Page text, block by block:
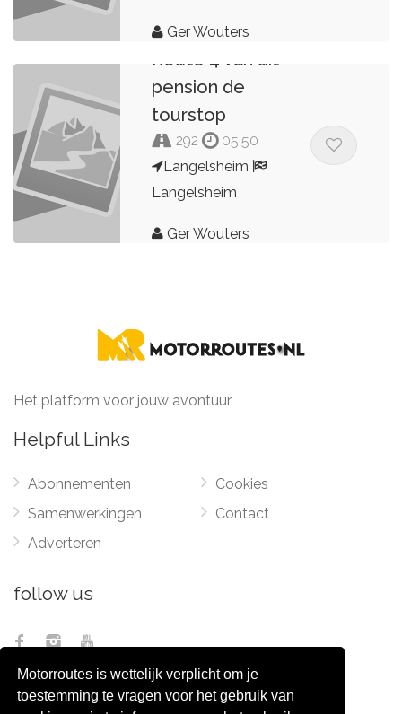
Motorroutes is wettelijk verplicht om je
toestemming te vragen voor het gebruik van
Ger Wouters
Route 4 van uit
pension de
tourstop
292
05:50
Langelsheim
Langelsheim
Ger Wouters
Het platform voor jouw avontuur
Helpful Links
Abonnementen
Samenwerkingen
Adverteren
Cookies
Contact
follow us